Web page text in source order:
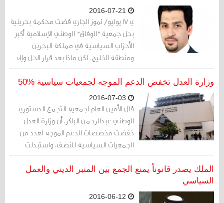
ي 17 يوليو/ تموز الجاري قضت محكمة بحرينية
بحل جمعية "الوفاق" الوطني الإسلامية أكبر
الأحزاب السياسية في مملكة البحرين
ومنطقة الخليج. لكن ماذا بعد قرار الحل وإلى
أين تتجه بوصلة الجمعية؟ يقول مطر مطر،
الأكاديمي والبرلماني السابق "سيرجع الوضع
لما كان عليه قبل ظهور الجمعيات السياسية
حيث سيحل الأفراد محل المؤسسات
وسيتعزّز العمل السري".
وزارة العدل تخفض الدعم الموجه لجمعيات سياسية %50
قال الأمين العام لجمعية التجمع الدستوري
الوطني عبدالرحمن الباكر، أن وزارة العدل
خفضت مخصصات الدعم الموجه لعدد من
الجمعيات السياسية للنصف، واستبدلت
المعايير المعتمدة لتحديد حجم الدعم.
الملك يصدر قانوناً يمنع الجمع بين المنبر الديني والعمل
السياسي